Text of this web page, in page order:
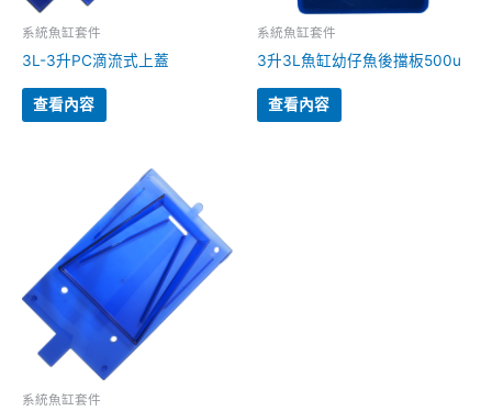
系統魚缸套件
3L-3升PC滴流式上蓋
查看內容
系統魚缸套件
3升3L魚缸幼仔魚後擋板500u
查看內容
系統魚缸套件